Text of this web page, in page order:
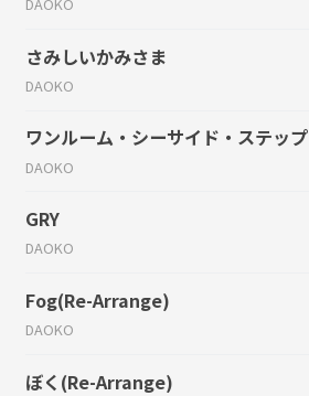
さみしいかみさま
DAOKO
ワンルーム・シーサイド・ステップ
DAOKO
GRY
DAOKO
Fog(Re-Arrange)
DAOKO
ぼく(Re-Arrange)